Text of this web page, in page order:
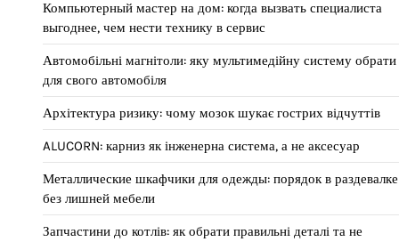
Компьютерный мастер на дом: когда вызвать специалиста
выгоднее, чем нести технику в сервис
Автомобільні магнітоли: яку мультимедійну систему обрати
для свого автомобіля
Архітектура ризику: чому мозок шукає гострих відчуттів
ALUCORN: карниз як інженерна система, а не аксесуар
Металлические шкафчики для одежды: порядок в раздевалке
без лишней мебели
Запчастини до котлів: як обрати правильні деталі та не